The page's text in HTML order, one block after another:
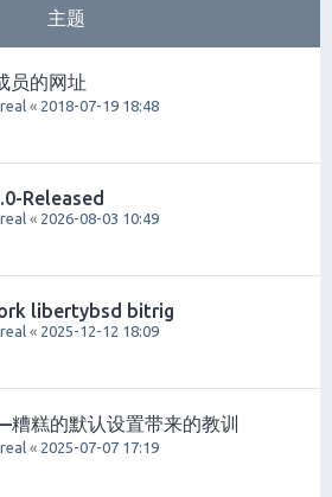
主题
员的网址
« 2018-07-19 18:48
Released
« 2026-08-03 10:49
libertybsd bitrig
« 2025-12-12 18:09
糕的默认设置带来的教训
« 2025-07-07 17:19